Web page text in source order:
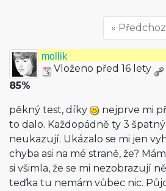
«
mollik
Vloženo před 16 lety
85%
pěkný test, díky
nejprve mi
to dalo. Každopádně ty 3
neukazují. Ukázalo se mi jen
chyba asi na mé straně, že?
si všimla, že se mi nezobrazují
teďka tu nemám vůbec nic.